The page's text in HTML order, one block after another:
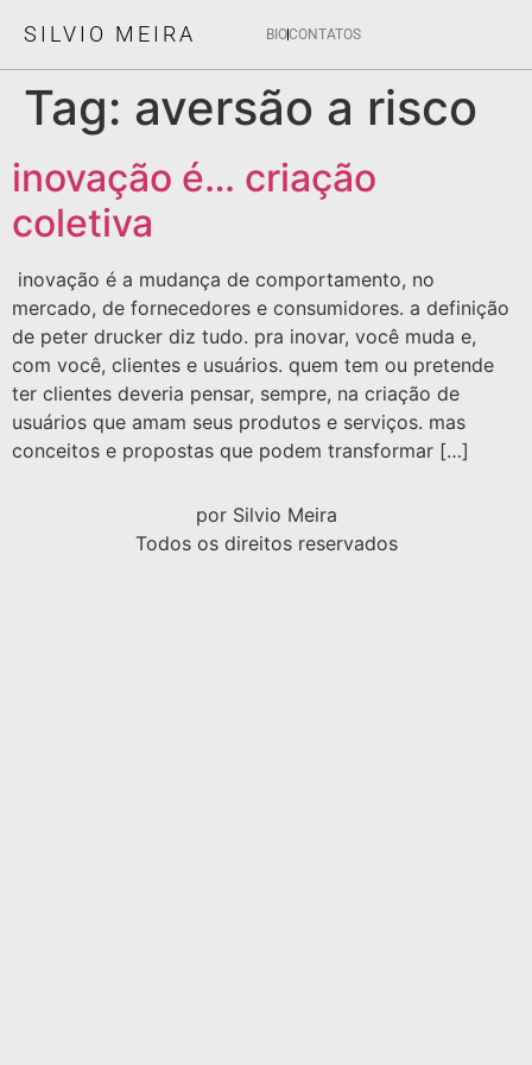
SILVIO MEIRA BIOCONTATOS
Tag: aversão a risco
inovação é… criação
coletiva
inovação é a mudança de comportamento, no
mercado, de fornecedores e consumidores. a definição
de peter drucker diz tudo. pra inovar, você muda e,
com você, clientes e usuários. quem tem ou pretende
ter clientes deveria pensar, sempre, na criação de
usuários que amam seus produtos e serviços. mas
conceitos e propostas que podem transformar […]
por Silvio Meira
Todos os direitos reservados